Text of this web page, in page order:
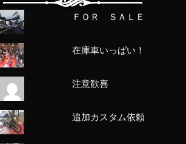
ＦＯＲ ＳＡＬＥ
在庫車いっぱい！
注意歓喜
追加カスタム依頼